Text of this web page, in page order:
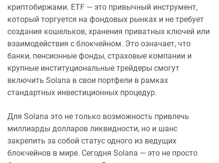
криптобиржами. ETF — это привычный инструмент,
который торгуется на фондовых рынках и не требует
создания кошельков, хранения приватных ключей или
взаимодействия с блокчейном. Это означает, что
банки, пенсионные фонды, страховые компании и
крупные институциональные трейдеры смогут
включить Solana в свои портфели в рамках
стандартных инвестиционных процедур.
Для Solana это не только возможность привлечь
миллиарды долларов ликвидности, но и шанс
закрепить за собой статус одного из ведущих
блокчейнов в мире. Сегодня Solana — это не просто